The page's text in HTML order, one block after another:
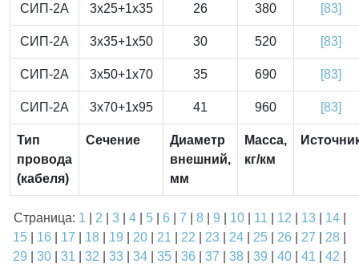
СИП-2А 3x25+1x35 26 380 [83]
СИП-2А 3x35+1x50 30 520 [83]
СИП-2А 3x50+1x70 35 690 [83]
СИП-2А 3x70+1x95 41 960 [83]
Тип
провода
(кабеля)
Сечение
Диаметр
внешний,
мм
Масса,
кг/км
Страница: 1 2 3| 4| 5| 6 7 8| 9 10| 11 12 13| 14|
15
16 17 18 19 20 21 22 23 24 25 26 27 28
29
30 31 32 33 34 35 36 37 38 39 40 41 42